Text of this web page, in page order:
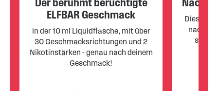
genau für diejenigen Dampfer entwickelt worden, die
ihren Nikotinkonsum bewusst reduzieren oder ganz
darauf verzichten möchten. Gleichzeitig wollen wir
Vapern, die das Dampferlebnis genießen und nach einer
nikotinfreien Alternative suchen, eine passende Auswahl
an nikotinfreien E-Zigaretten anbieten, die zu ihrem
Lebensstil passen.
Der berühmt berüchtigte
ELFBAR Geschmack
in der 10 ml Liquidflasche, mit über
30 Geschmacksrichtungen und 2
Nikotinstärken - genau nach deinem
Geschmack!
Diese
somit